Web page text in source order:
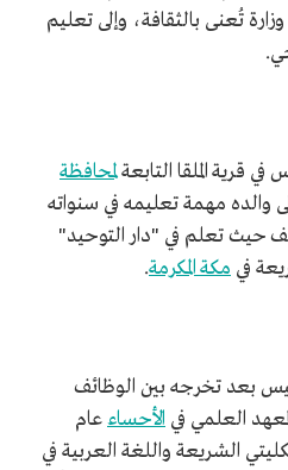
وزارة تُعنى بالثقافة، وإلى تعليم
قرية الملقا التابعةلمحافظة
والده مهمة تعليمه في سنواته
حيث تعلم في "دار التوحيد"
في مكة المكرمة.
بعد تخرجه بين الوظائف
العلمي في الأحساءعام